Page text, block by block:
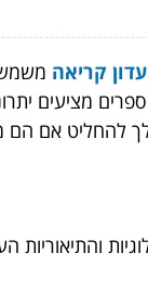
קריאה
מציעים
לך להחליט אם